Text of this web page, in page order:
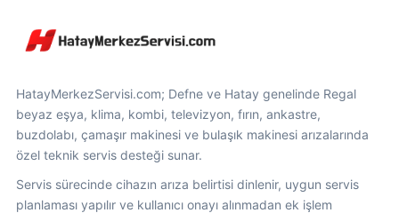
HatayMerkezServisi.com; Defne ve Hatay genelinde Regal
beyaz eşya, klima, kombi, televizyon, fırın, ankastre,
buzdolabı, çamaşır makinesi ve bulaşık makinesi arızalarında
özel teknik servis desteği sunar.
Servis sürecinde cihazın arıza belirtisi dinlenir, uygun servis
planlaması yapılır ve kullanıcı onayı alınmadan ek işlem